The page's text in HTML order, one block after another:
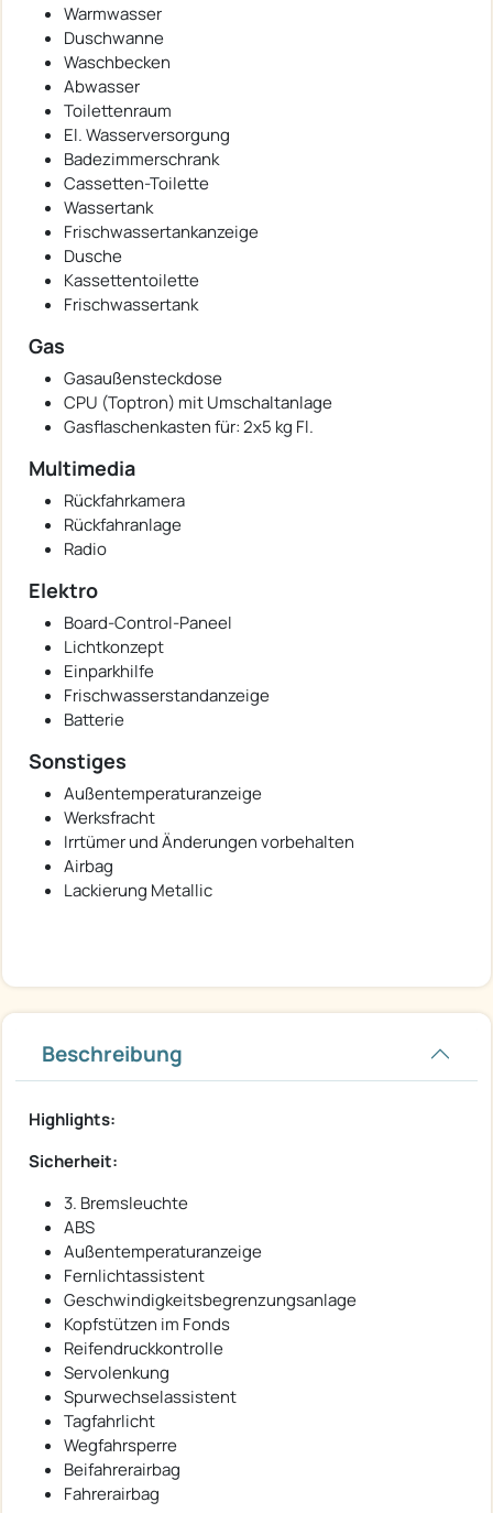
Warmwasser
Duschwanne
Waschbecken
Abwasser
Toilettenraum
El. Wasserversorgung
Badezimmerschrank
Cassetten-Toilette
Wassertank
Frischwassertankanzeige
Dusche
Kassettentoilette
Frischwassertank
Gas
Gasaußensteckdose
CPU (Toptron) mit Umschaltanlage
Gasflaschenkasten für: 2x5 kg Fl.
Multimedia
Rückfahrkamera
Rückfahranlage
Radio
Elektro
Board-Control-Paneel
Lichtkonzept
Einparkhilfe
Frischwasserstandanzeige
Batterie
Sonstiges
Außentemperaturanzeige
Werksfracht
Irrtümer und Änderungen vorbehalten
Airbag
Lackierung Metallic
Beschreibung
Highlights:
Sicherheit:
3. Bremsleuchte
ABS
Außentemperaturanzeige
Fernlichtassistent
Geschwindigkeitsbegrenzungsanlage
Kopfstützen im Fonds
Reifendruckkontrolle
Servolenkung
Spurwechselassistent
Tagfahrlicht
Wegfahrsperre
Beifahrerairbag
Fahrerairbag